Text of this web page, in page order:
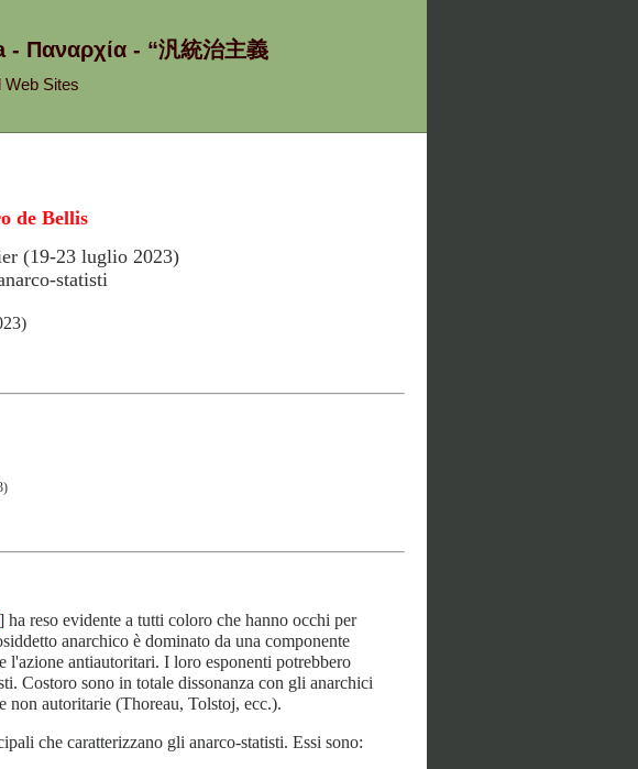
Παναρχία - “汎統治主義
Web Sites
de Bellis
(19-23 luglio 2023)
statisti
] ha reso evidente a tutti coloro che hanno occhi per
anarchico è dominato da una componente
l'azione antiautoritari. I loro esponenti potrebbero
Costoro sono in totale dissonanza con gli anarchici
autoritarie (Thoreau, Tolstoj, ecc.).
che caratterizzano gli anarco-statisti. Essi sono: